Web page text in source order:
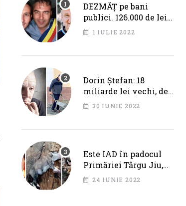
DEZMĂȚ pe bani
publici. 126.000 de lei
pentru Fîciu și Băloi,
1 IULIE 2022
Dorin Ștefan: 18
miliarde lei vechi, de
la Primăria Târgu Jiu.
30 IUNIE 2022
Este IAD în padocul
Primăriei Târgu Jiu,
dar IPJ Gorj spune
24 IUNIE 2022